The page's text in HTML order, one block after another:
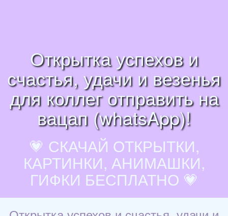
Открытка успехов и
счастья, удачи и везенья
для коллег отправить на
вацап (whatsApp)!
💗 СКАЧАЙ ОТКРЫТКИ,
КАРТИНКИ, АНИМАШКИ,
ГИФКИ БЕСПЛАТНО 💗